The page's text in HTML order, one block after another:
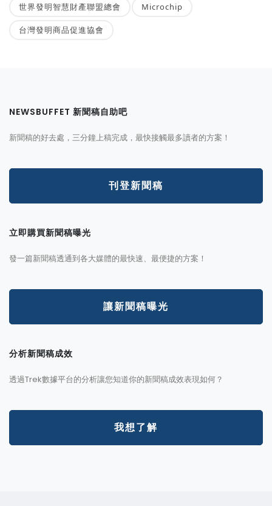
世界發明智慧財產聯盟總會 Microchip
台灣發明商品促進協會
NEWSBUFFET 新聞稿自助吧
新聞稿的好去處，三分鐘上稿完成，最快接觸最多讀者的方案！
刊登新聞稿
立即購買新聞稿曝光
發一篇新聞稿透通到各大媒體的最快速、最便捷的方案！
讓新聞稿曝光
分析新聞稿成效
透過Trek數據平台的分析讓您知道你的新聞稿成效表現如何？
我想了解